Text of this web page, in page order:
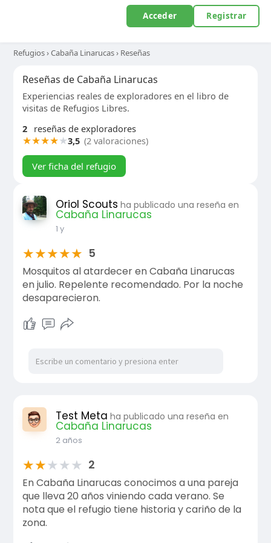
Acceder Registrar
Refugios›Cabaña Linarucas› Reseñas
Reseñas de Cabaña Linarucas
Experiencias reales de exploradores en el libro de
visitas de Refugios Libres.
2
reseñas de exploradores
★★★★★3,5 (2 valoraciones)
Ver ficha del refugio
Oriol Scouts ha publicado una reseña en
Cabaña Linarucas
1 y
★★★★★ 5
Mosquitos al atardecer en Cabaña Linarucas
en julio. Repelente recomendado. Por la noche
desaparecieron.
Test Meta ha publicado una reseña en
Cabaña Linarucas
2 años
★★★★★ 2
En Cabaña Linarucas conocimos a una pareja
que lleva 20 años viniendo cada verano. Se
nota que el refugio tiene historia y cariño de la
zona.